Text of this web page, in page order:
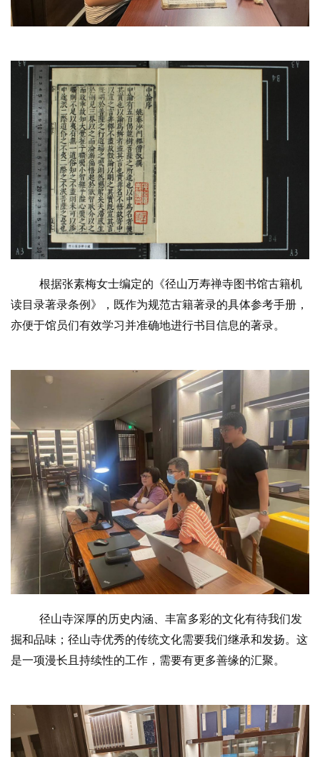
资
讯
点
音
高
僧
访
乐
根据张素梅女士编定的《径山万寿禅寺图书馆古籍机
读目录著录条例》，既作为规范古籍著录的具体参考手册，
亦便于馆员们有效学习并准确地进行书目信息的著录。
径山寺深厚的历史内涵、丰富多彩的文化有待我们发
掘和品味；径山寺优秀的传统文化需要我们继承和发扬。这
是一项漫长且持续性的工作，需要有更多善缘的汇聚。